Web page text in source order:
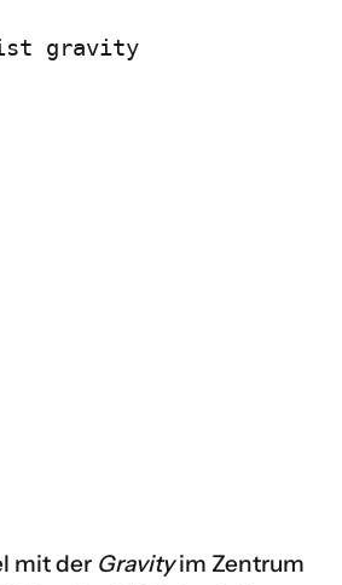
gravity
mit der Gravityim Zentrum